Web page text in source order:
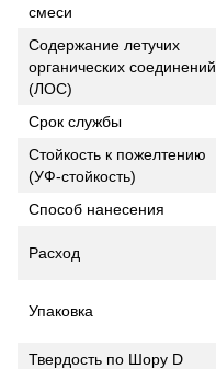
смеси
Содержание летучих
органических соединений
(ЛОС)
Срок службы
Стойкость к пожелтению
(УФ-стойкость)
Способ нанесения
Расход
Упаковка
Твердость по Шору D